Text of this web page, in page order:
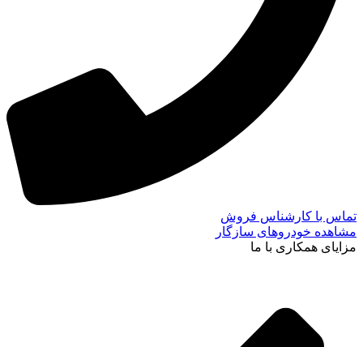
تماس با کارشناس فروش
مشاهده خودروهای سازگار
مزایای همکاری با ما